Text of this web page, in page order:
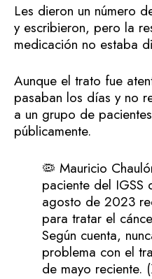
Les dieron un número
y escribieron, pero la
medicación no estaba
Aunque el trato fue
pasaban los días y no
a un grupo de
públicamente.
🦠 Mauricio
paciente del IGSS
agosto de 2023
para tratar el
Según cuenta,
problema con el
de mayo reciente.